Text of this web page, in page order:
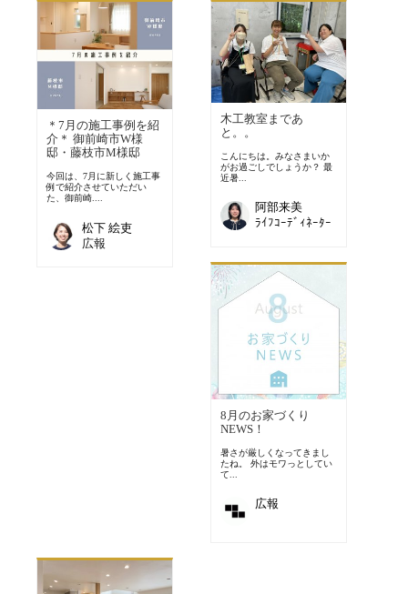
＊7月の施工事例を紹
介＊ 御前崎市W様
邸・藤枝市M様邸
今回は、7月に新しく施工事
例で紹介させていただい
た、御前崎....
松下 絵吏
広報
木工教室まであ
と。。
こんにちは。みなさまいか
がお過ごしでしょうか？ 最
近暑...
阿部来美
ﾗｲﾌｺｰﾃﾞｨﾈｰﾀｰ
8月のお家づくり
NEWS！
暑さが厳しくなってきまし
たね。 外はモワっとしてい
て...
広報